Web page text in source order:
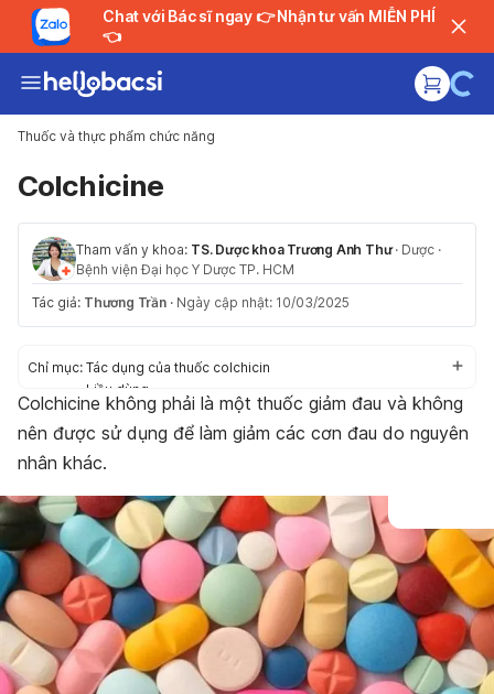
Chat với Bác sĩ ngay 👉 Nhận tư vấn MIỄN PHÍ
👈
Thuốc và thực phẩm chức năng
Colchicine
Tham vấn y khoa: TS. Dược khoa Trương Anh Thư · Dược ·
Bệnh viện Đại học Y Dược TP. HCM
Tác giả: Thương Trần · Ngày cập nhật: 10/03/2025
Chỉ mục: Tác dụng của thuốc colchicin
Liều dùng
Tác dụng phụ
Thận trọng/ Cảnh báo
Tương tác thuốc
Colchicine không phải là một thuốc giảm đau và không
nên được sử dụng để làm giảm các cơn đau do nguyên
nhân khác.